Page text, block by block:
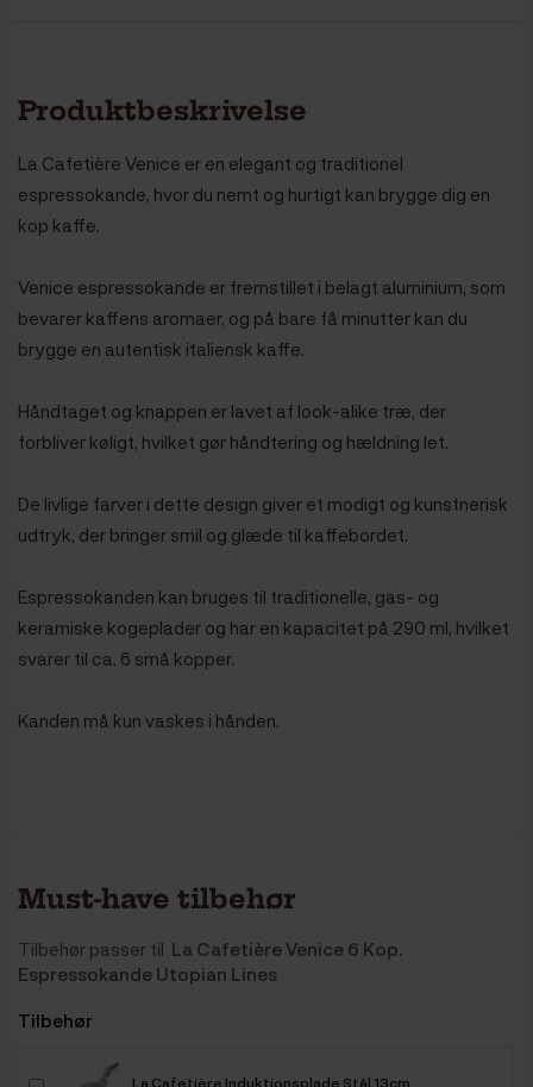
Produktbeskrivelse
La Cafetière Venice er en elegant og traditionel
espressokande, hvor du nemt og hurtigt kan brygge dig en
kop kaffe.
Venice espressokande er fremstillet i belagt aluminium, som
bevarer kaffens aromaer, og på bare få minutter kan du
brygge en autentisk italiensk kaffe.
Håndtaget og knappen er lavet af look-alike træ, der
forbliver køligt, hvilket gør håndtering og hældning let.
De livlige farver i dette design giver et modigt og kunstnerisk
udtryk, der bringer smil og glæde til kaffebordet.
Espressokanden kan bruges til traditionelle, gas- og
keramiske kogeplader og har en kapacitet på 290 ml, hvilket
svarer til ca. 6 små kopper.
Kanden må kun vaskes i hånden.
Must-have tilbehør
Tilbehør passer til La Cafetière Venice 6 Kop.
Espressokande Utopian Lines
Tilbehør
La Cafetière Induktionsplade Stål 13cm